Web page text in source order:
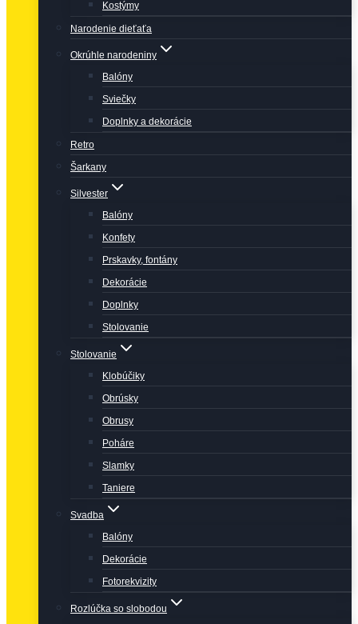
Kostýmy
Narodenie dieťaťa
Okrúhle narodeniny
Balóny
Sviečky
Doplnky a dekorácie
Retro
Šarkany
Silvester
Balóny
Konfety
Prskavky, fontány
Dekorácie
Doplnky
Stolovanie
Stolovanie
Klobúčiky
Obrúsky
Obrusy
Poháre
Slamky
Taniere
Svadba
Balóny
Dekorácie
Fotorekvizity
Rozlúčka so slobodou